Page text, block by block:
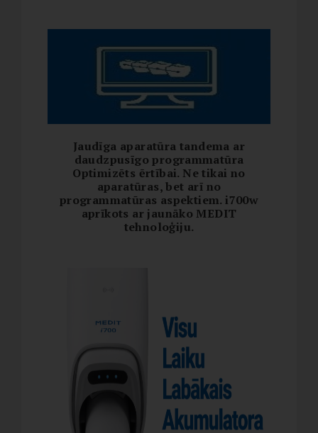
Jaudīga aparatūra tandema ar
daudzpusīgo programmatūra
Optimizēts ērtībai. Ne tikai no
aparatūras, bet arī no
programmatūras aspektiem. i700w
aprīkots ar jaunāko MEDIT
tehnoloģiju.